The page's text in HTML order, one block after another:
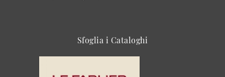
Sfoglia i Cataloghi